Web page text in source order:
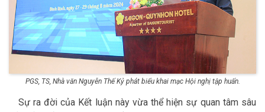
PGS, TS, Nhà văn Nguyễn Thế Kỷ phát biểu khai mạc Hội nghị tập huấn.
Sự ra đời của Kết luận này vừa thể hiện sự quan tâm sâu